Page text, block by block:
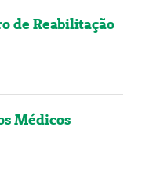
de Reabilitação
Médicos